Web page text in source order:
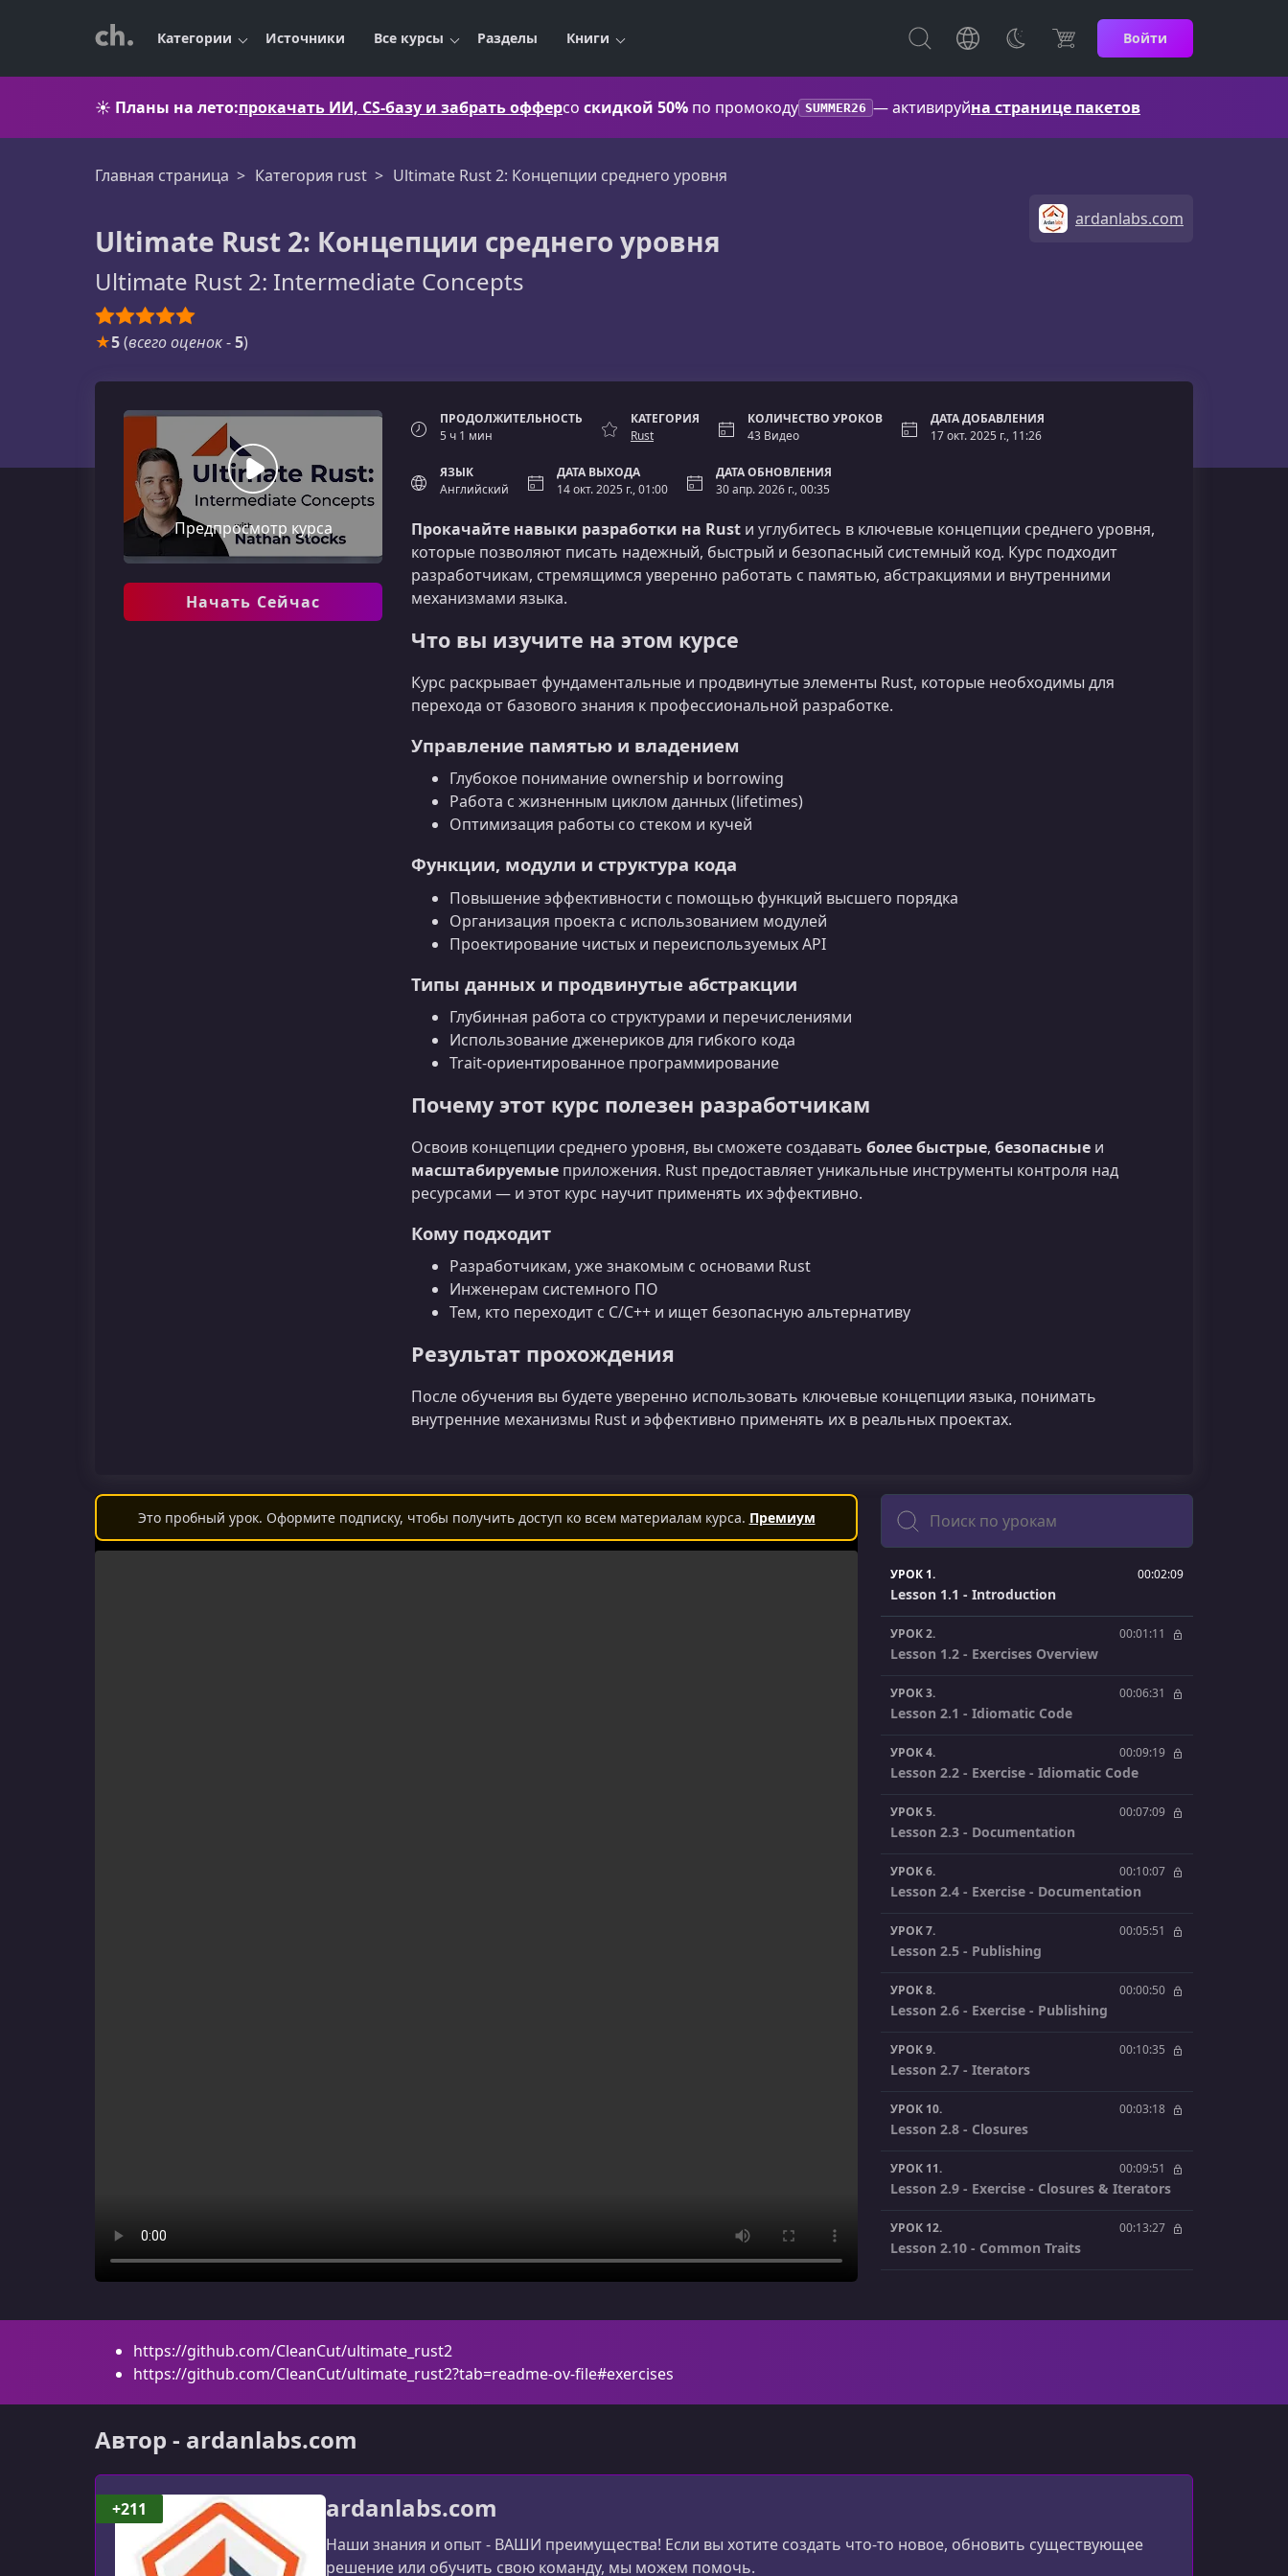
Категории Источники Все курсы Разделы Книги Войти
☀️ Планы на лето:прокачать ИИ, CS-базу и забрать офферсо скидкой 50% по промокоду SUMMER26 — активируйна странице пакетов
Главная страница Категория rust Ultimate Rust 2: Концепции среднего уровня
Ultimate Rust 2: Концепции среднего уровня
Ultimate Rust 2: Intermediate Concepts
ardanlabs.com
★5(всего оценок-5)
Предпросмотр курса
Начать Сейчас
ПРОДОЛЖИТЕЛЬНОСТЬ
5 ч 1 мин
КАТЕГОРИЯ
Rust
КОЛИЧЕСТВО УРОКОВ
43 Видео
ДАТА ДОБАВЛЕНИЯ
17 окт. 2025 г., 11:26
ЯЗЫК
Английский
ДАТА ВЫХОДА
14 окт. 2025 г., 01:00
ДАТА ОБНОВЛЕНИЯ
30 апр. 2026 г., 00:35
Прокачайте навыки разработки на Rust и углубитесь в ключевые концепции среднего уровня,
которые позволяют писать надежный, быстрый и безопасный системный код. Курс подходит
разработчикам, стремящимся уверенно работать с памятью, абстракциями и внутренними
механизмами языка.
Что вы изучите на этом курсе
Курс раскрывает фундаментальные и продвинутые элементы Rust, которые необходимы для
перехода от базового знания к профессиональной разработке.
Управление памятью и владением
Глубокое понимание ownership и borrowing
Работа с жизненным циклом данных (lifetimes)
Оптимизация работы со стеком и кучей
Функции, модули и структура кода
Повышение эффективности с помощью функций высшего порядка
Организация проекта с использованием модулей
Проектирование чистых и переиспользуемых API
Типы данных и продвинутые абстракции
Глубинная работа со структурами и перечислениями
Использование дженериков для гибкого кода
Trait-ориентированное программирование
Почему этот курс полезен разработчикам
Освоив концепции среднего уровня, вы сможете создавать более быстрые, безопасные и
масштабируемые приложения. Rust предоставляет уникальные инструменты контроля над
ресурсами — и этот курс научит применять их эффективно.
Кому подходит
Разработчикам, уже знакомым с основами Rust
Инженерам системного ПО
Тем, кто переходит с C/C++ и ищет безопасную альтернативу
Результат прохождения
После обучения вы будете уверенно использовать ключевые концепции языка, понимать
внутренние механизмы Rust и эффективно применять их в реальных проектах.
Это пробный урок. Оформите подписку, чтобы получить доступ ко всем материалам курса. Премиум
Поиск
УРОК 1. 00:02:09
Lesson 1.1 - Introduction
УРОК 2. 00:01:11
Lesson 1.2 - Exercises Overview
УРОК 3. 00:06:31
Lesson 2.1 - Idiomatic Code
УРОК 4. 00:09:19
Lesson 2.2 - Exercise - Idiomatic Code
УРОК 5. 00:07:09
Lesson 2.3 - Documentation
УРОК 6. 00:10:07
Lesson 2.4 - Exercise - Documentation
УРОК 7. 00:05:51
Lesson 2.5 - Publishing
УРОК 8. 00:00:50
Lesson 2.6 - Exercise - Publishing
УРОК 9. 00:10:35
Lesson 2.7 - Iterators
УРОК 10. 00:03:18
Lesson 2.8 - Closures
УРОК 11. 00:09:51
Lesson 2.9 - Exercise - Closures & Iterators
УРОК 12. 00:13:27
Lesson 2.10 - Common Traits
УРОК 15. 00:11:45
Lesson 2.15 - Unit Tests
https://github.com/CleanCut/ultimate_rust2
https://github.com/CleanCut/ultimate_rust2?tab=readme-ov-file#exercises
Автор - ardanlabs.com
ardanlabs.com
Наши знания и опыт - ВАШИ преимущества! Если вы хотите создать что-то новое, обновить существующее
решение или обучить свою команду, мы можем помочь.
+211